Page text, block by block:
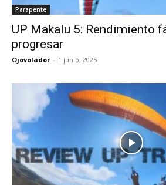
Parapente
UP Makalu 5: Rendimiento
progresar
Ojovolador - 1 junio, 2025